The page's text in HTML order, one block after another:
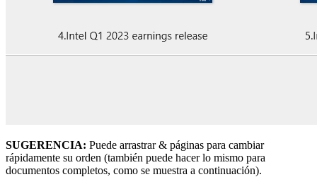
SUGERENCIA: Puede arrastrar & páginas para cambiar
rápidamente su orden (también puede hacer lo mismo para
documentos completos, como se muestra a continuación).